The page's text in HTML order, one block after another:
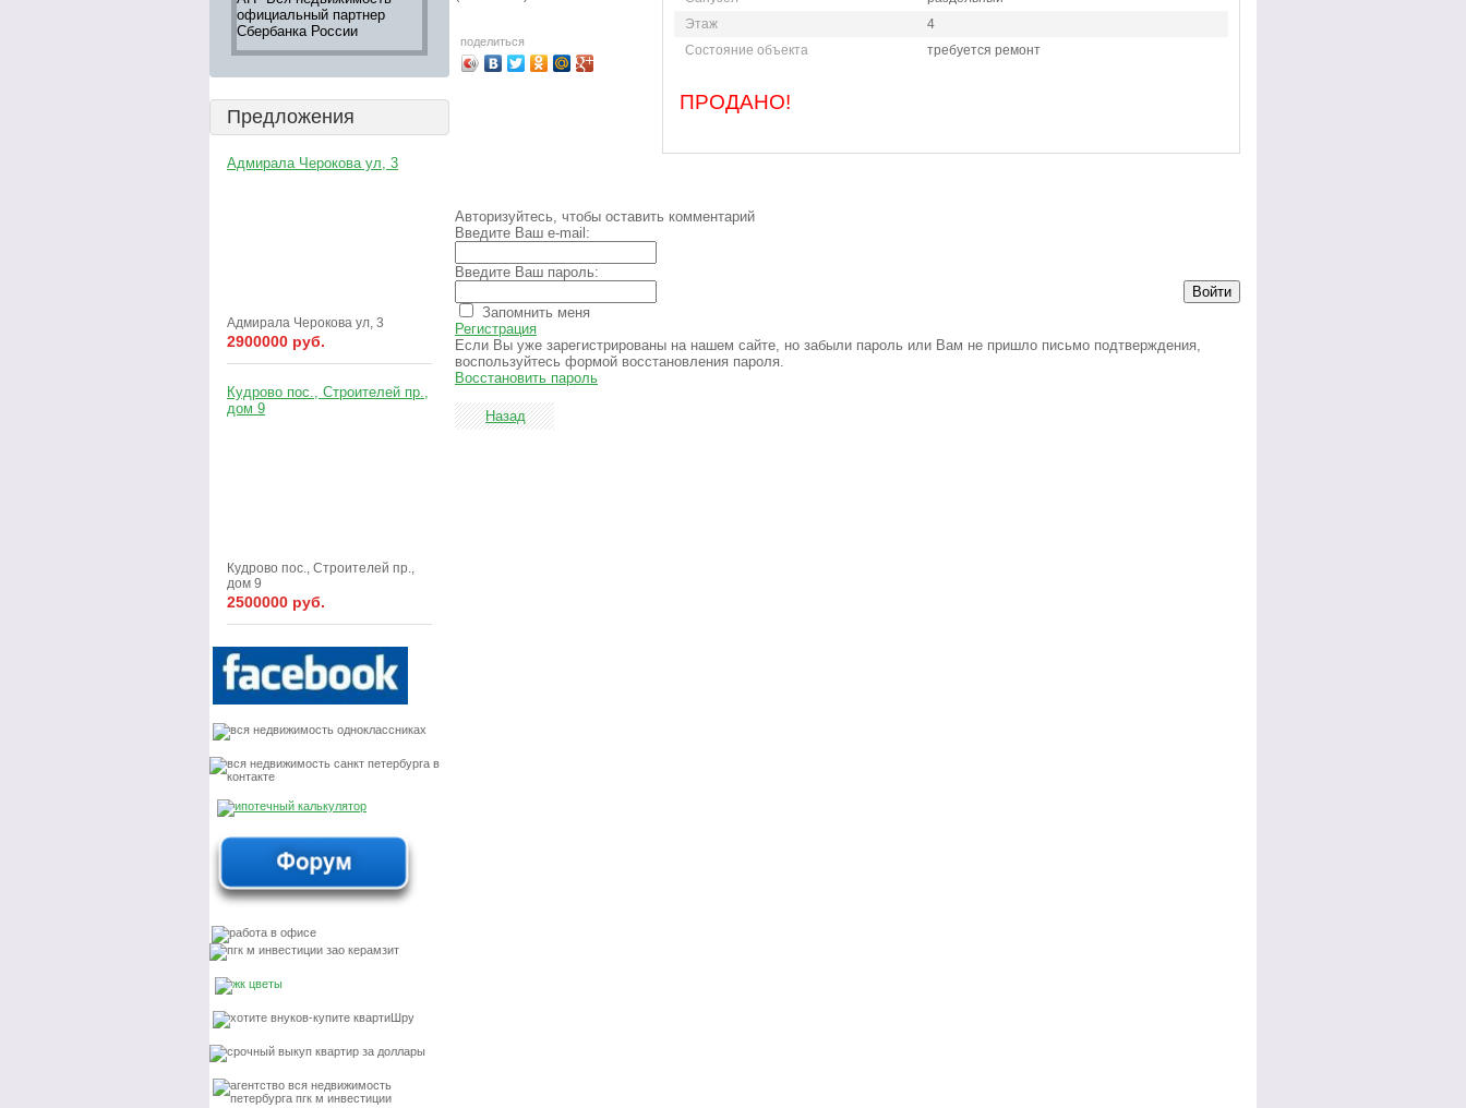
официальный партнер
Сбербанка России
Оксана
большой выбор в агентстве
"ВСЯ НЕДВИЖИМОСТЬ"
апартаментов 8 (905) 276-
тел. 242-16-28
Предложения
Адмирала Черокова ул, 3
Адмирала Черокова ул, 3
2900000 руб.
Кудрово пос., Строителей пр.,
дом 9
Кудрово пос., Строителей пр.,
дом 9
2500000 руб.
поделиться
Этаж
4
Состояние объекта
требуется ремонт
ПРОДАНО!
Авторизуйтесь, чтобы оставить комментарий
Введите Ваш e-mail:
Введите Ваш пароль:
Войти
Запомнить меня
Регистрация
Если Вы уже зарегистрированы на нашем сайте, но забыли пароль или Вам не пришло письмо подтверждения,
воспользуйтесь формой восстановления пароля.
Восстановить пароль
Назад